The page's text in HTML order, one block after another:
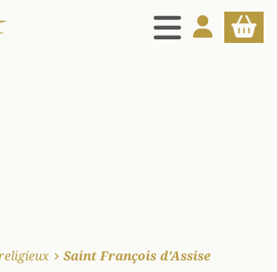
MENU
MON PANIER
Saint François d'Assise